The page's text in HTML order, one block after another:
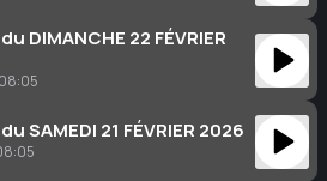
DIMANCHE 22 FÉVRIER
SAMEDI 21 FÉVRIER 2026